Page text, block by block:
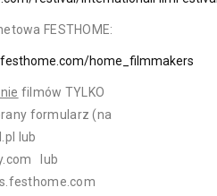
FESTHOME:
home_filmmakers
filmów TYLKO
formularz (na
lub
lub